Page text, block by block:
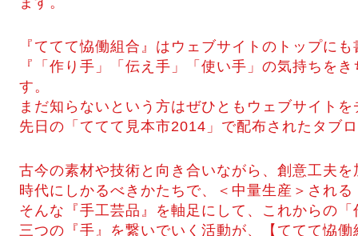
『ててて恊働組合』はウェブサイトのトップに
『「作り手」「伝え手」「使い手」の気持ちを
す。
まだ知らないという方はぜひともウェブサイト
先日の「ててて見本市2014」で配布されたタブ
古今の素材や技術と向き合いながら、創意工夫
時代にしかるべきかたちで、＜中量生産＞され
そんな『手工芸品』を軸足にして、これからの
三つの『手』を繋いでいく活動が、【ててて恊働